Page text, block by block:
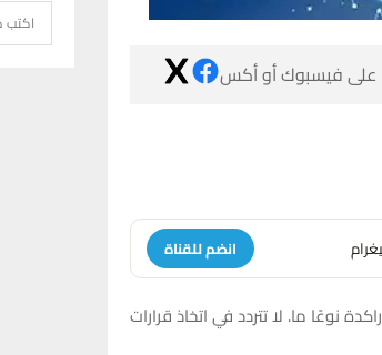
على فيسبوك أو أكس
انضم للقناة
نوعًا ما. لا تتردد في اتخاذ قرارات
e